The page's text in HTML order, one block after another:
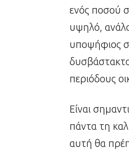
ενός ποσού
υψηλό,
υποψήφιος
περιόδους
Είναι
πάντα τη
αυτή θα